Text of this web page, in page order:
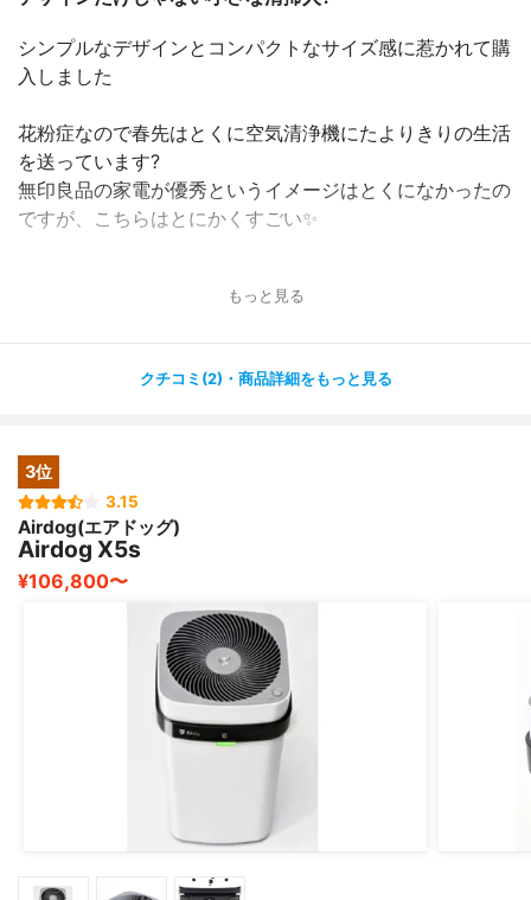
シンプルなデザインとコンパクトなサイズ感に惹かれて購
入しました
花粉症なので春先はとくに空気清浄機にたよりきりの生活
を送っています?
無印良品の家電が優秀というイメージはとくになかったの
ですが、こちらはとにかくすごい✨
パクトさ＆シンプルなデザインなのに、
コードの長さも２ｍとちょうどよくてほんとうにおすすめ
です♪
もっと見る
クチコミ(2)・商品詳細をもっと見る
3位
3.15
Airdog(エアドッグ)
Airdog X5s
¥106,800〜